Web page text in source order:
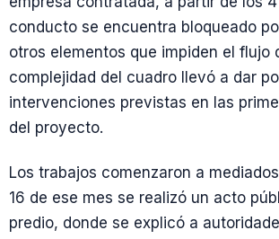
conducto se encuentra bloqueado
otros elementos que impiden el flujo
complejidad del cuadro llevó a dar
intervenciones previstas en las
del proyecto.
Los trabajos comenzaron a
16 de ese mes se realizó un acto
predio, donde se explicó a